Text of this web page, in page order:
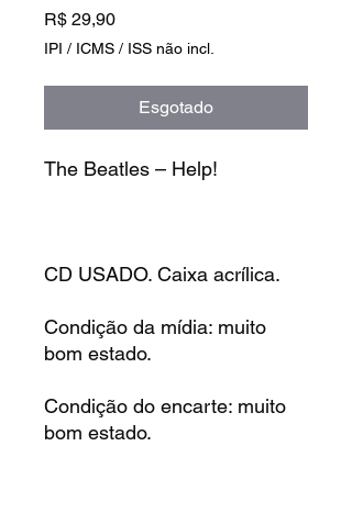
R$ 29,90Preço
IPI / ICMS / ISS não incl.
Esgotado
The Beatles – Help!
CD USADO. Caixa acrílica.
Condição da mídia: muito
bom estado.
Condição do encarte: muito
bom estado.